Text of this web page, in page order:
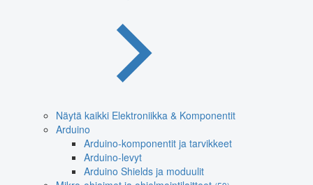
Näytä kaikki Elektroniikka & Komponentit
Arduino
Arduino-komponentit ja tarvikkeet
Arduino-levyt
Arduino Shields ja moduulit